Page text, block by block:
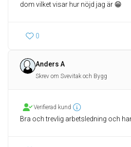
dom vilket visar hur nöjd jag är 😁
0
Anders A
Skrev om Svevitak och Bygg
Verifierad kund
Bra och trevlig arbetsledning och